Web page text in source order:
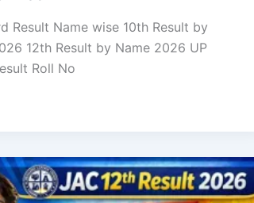
Result Name wise 10th Result by
12th Result by Name 2026 UP
Roll No